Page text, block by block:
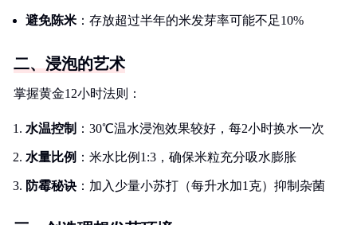
避免陈米 ：存放超过半年的米发芽率可能不足10%
二、浸泡的艺术
掌握黄金12小时法则：
水温控制 ：30℃温水浸泡效果较好，每2小时换水一次
水量比例 ：米水比例1:3，确保米粒充分吸水膨胀
防霉秘诀 ：加入少量小苏打（每升水加1克）抑制杂菌